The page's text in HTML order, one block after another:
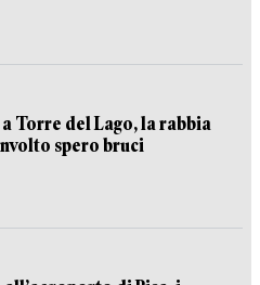
Torre del Lago, la rabbia
spero bruci